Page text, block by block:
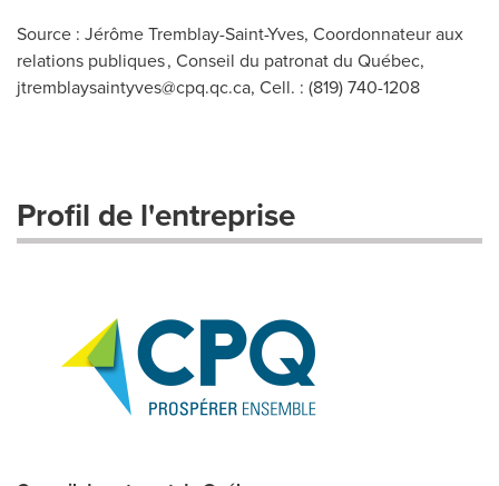
Source : Jérôme Tremblay-Saint-Yves, Coordonnateur aux
relations publiques , Conseil du patronat du Québec,
jtremblaysaintyves@cpq.qc.ca, Cell. : (819) 740-1208
Profil de l'entreprise